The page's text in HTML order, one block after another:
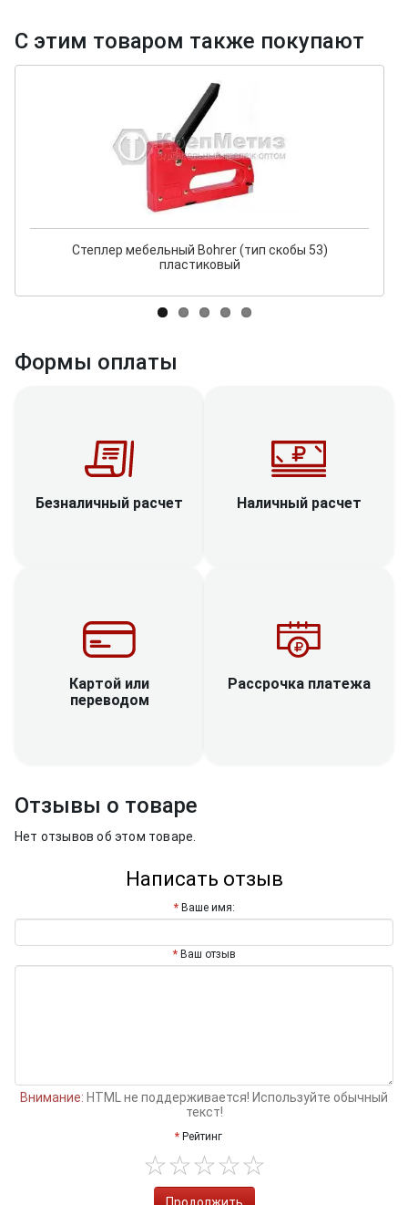
С этим товаром также покупают
Степлер мебельный Bohrer (тип скобы 53)
пластиковый
Формы оплаты
Безналичный расчет Наличный расчет
Картой или
переводом
Рассрочка платежа
Отзывы о товаре
Нет отзывов об этом товаре.
Написать отзыв
Ваше имя:
Ваш отзыв
Внимание: HTML не поддерживается! Используйте обычный
текст!
Рейтинг